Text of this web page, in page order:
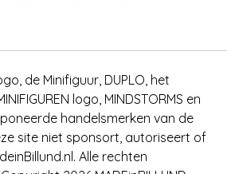
de Minifiguur, DUPLO, het
logo, MINDSTORMS en
handelsmerken van de
site niet sponsort, autoriseert of
Alle rechten